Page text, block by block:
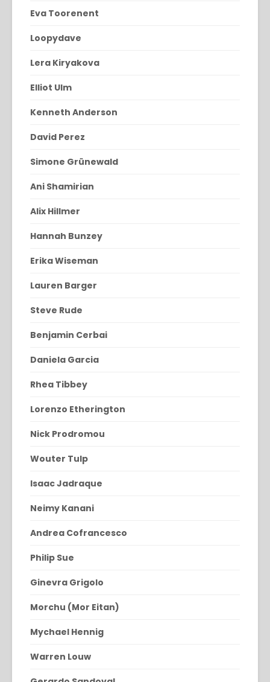
Eva Toorenent
Loopydave
Lera Kiryakova
Elliot Ulm
Kenneth Anderson
David Perez
Simone Grünewald
Ani Shamirian
Alix Hillmer
Hannah Bunzey
Erika Wiseman
Lauren Barger
Steve Rude
Benjamin Cerbai
Daniela Garcia
Rhea Tibbey
Lorenzo Etherington
Nick Prodromou
Wouter Tulp
Isaac Jadraque
Neimy Kanani
Andrea Cofrancesco
Philip Sue
Ginevra Grigolo
Morchu (Mor Eitan)
Mychael Hennig
Warren Louw